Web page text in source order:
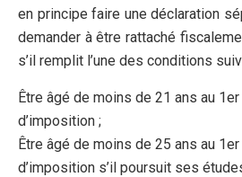
en principe faire une déclaration
demander à être rattaché
s’il remplit l’une des conditions
Être âgé de moins de 21 ans au 1er
d’imposition ;
Être âgé de moins de 25 ans au 1er
d’imposition s’il poursuit ses